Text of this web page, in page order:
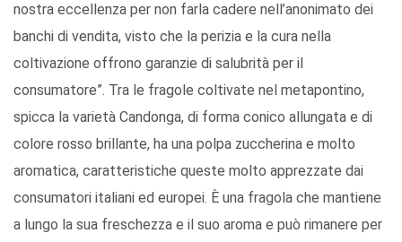
nostra eccellenza per non farla cadere nell’anonimato dei
banchi di vendita, visto che la perizia e la cura nella
coltivazione offrono garanzie di salubrità per il
consumatore”. Tra le fragole coltivate nel metapontino,
spicca la varietà Candonga, di forma conico allungata e di
colore rosso brillante, ha una polpa zuccherina e molto
aromatica, caratteristiche queste molto apprezzate dai
consumatori italiani ed europei. È una fragola che mantiene
a lungo la sua freschezza e il suo aroma e può rimanere per